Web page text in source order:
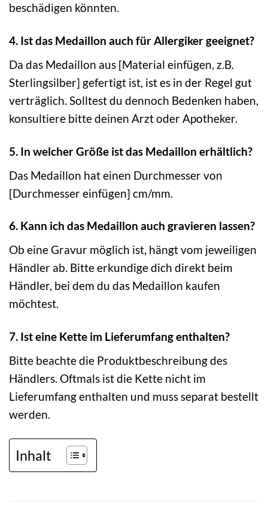
beschädigen könnten.
4. Ist das Medaillon auch für Allergiker geeignet?
Da das Medaillon aus [Material einfügen, z.B.
Sterlingsilber] gefertigt ist, ist es in der Regel gut
verträglich. Solltest du dennoch Bedenken haben,
konsultiere bitte deinen Arzt oder Apotheker.
5. In welcher Größe ist das Medaillon erhältlich?
Das Medaillon hat einen Durchmesser von
[Durchmesser einfügen] cm/mm.
6. Kann ich das Medaillon auch gravieren lassen?
Ob eine Gravur möglich ist, hängt vom jeweiligen
Händler ab. Bitte erkundige dich direkt beim
Händler, bei dem du das Medaillon kaufen
möchtest.
7. Ist eine Kette im Lieferumfang enthalten?
Bitte beachte die Produktbeschreibung des
Händlers. Oftmals ist die Kette nicht im
Lieferumfang enthalten und muss separat bestellt
werden.
Inhalt